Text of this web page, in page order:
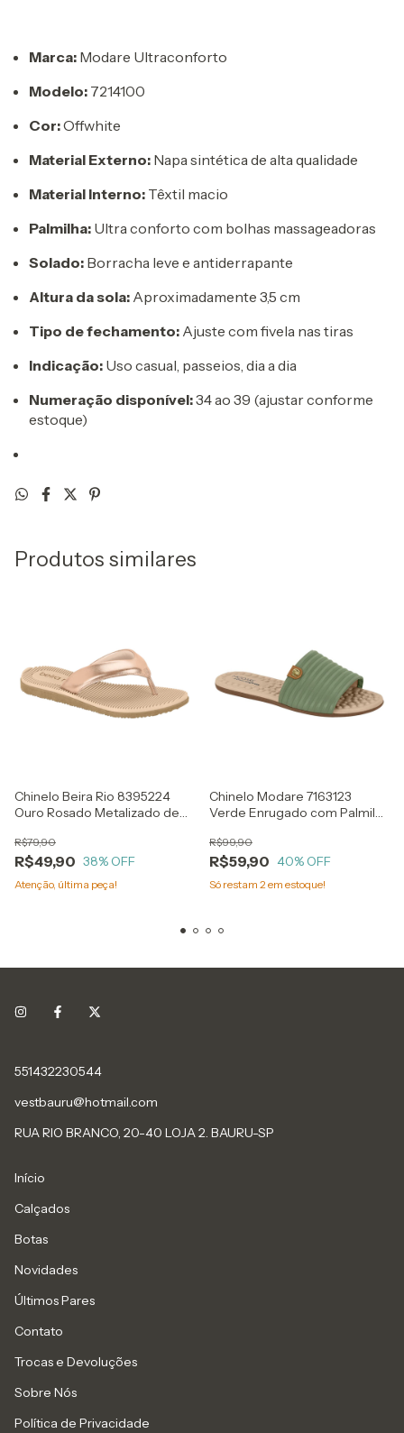
Marca: Modare Ultraconforto
Modelo: 7214100
Cor:Offwhite
Material Externo: Napa sintética de alta qualidade
Material Interno: Têxtil macio
Palmilha: Ultra conforto com bolhas massageadoras
Solado: Borracha leve e antiderrapante
Altura da sola: Aproximadamente 3,5 cm
Tipo de fechamento: Ajuste com fivela nas tiras
Indicação: Uso casual, passeios, dia a dia
Numeração disponível:34 ao 39 (ajustar conforme
estoque)
Produtos similares
Chinelo Beira Rio 8395224
Ouro Rosado Metalizado de
R$49,90
R$79,90
38% OFF
Atenção, última peça!
Chinelo Modare 7163123
Verde Enrugado com Palmilha
R$59,90
R$99,90
40% OFF
Só restam 2em estoque!
551432230544
vestbauru@hotmail.com
RUA RIO BRANCO, 20-40 LOJA 2. BAURU-SP
Início
Calçados
Botas
Novidades
Últimos Pares
Contato
Trocas e Devoluções
Sobre Nós
Política de Privacidade